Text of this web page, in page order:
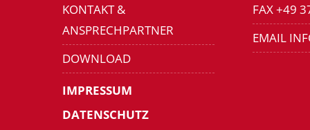
KONTAKT &
ANSPRECHPARTNER
DOWNLOAD
IMPRESSUM
DATENSCHUTZ
FAX +49
EMAIL